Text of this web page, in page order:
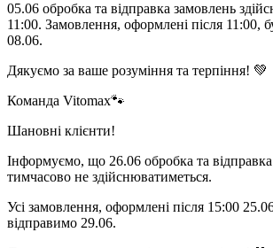
05.06 обробка та відправка замовлень
11:00. Замовлення, оформлені після 11:00,
08.06.
Дякуємо за ваше розуміння та терпіння! 💚
Команда Vitomax🐾
Шановні клієнти!
Інформуємо, що 26.06 обробка та
тимчасово не здійснюватиметься.
Усі замовлення, оформлені після 15:00
відправимо 29.06.